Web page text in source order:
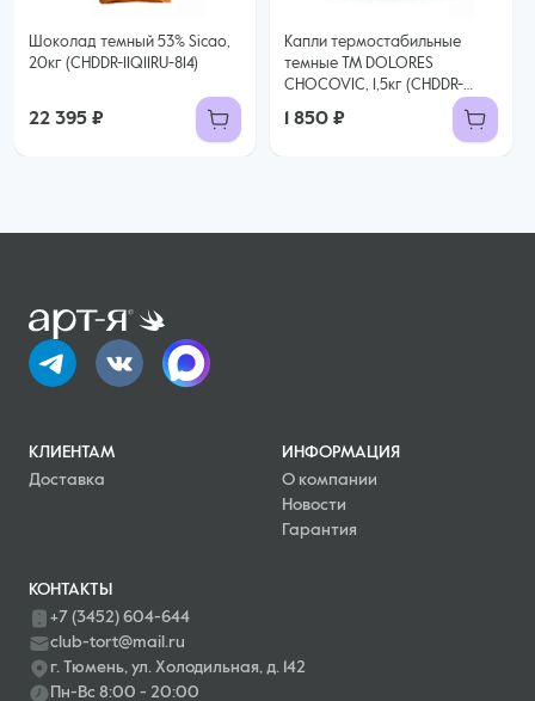
Шоколад темный 53% Sicao,
20кг (CHDDR-11Q11RU-814)
22 395 ₽
Капли термостабильные
темные TM DOLORES
CHOCOVIC, 1,5кг (CHDDR-
1 850 ₽
КЛИЕНТАМ
Доставка
ИНФОРМАЦИЯ
О компании
Новости
Гарантия
КОНТАКТЫ
+7 (3452) 604-644
club-tort@mail.ru
г. Тюмень, ул. Холодильная, д. 142
Пн-Вс 8:00 - 20:00